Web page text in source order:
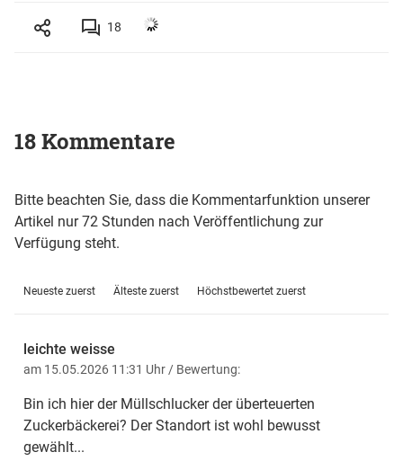
18
18 Kommentare
Bitte beachten Sie, dass die Kommentarfunktion unserer
Artikel nur 72 Stunden nach Veröffentlichung zur
Verfügung steht.
Neueste zuerst Älteste zuerst Höchstbewertet zuerst
leichte weisse
am 15.05.2026 11:31 Uhr/ Bewertung:
Bin ich hier der Müllschlucker der überteuerten
Zuckerbäckerei? Der Standort ist wohl bewusst
gewählt...